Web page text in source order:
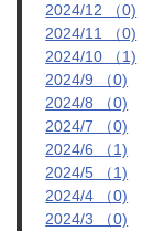
2024/12 （0)
2024/11 （0)
2024/10 （1)
2024/9 （0)
2024/8 （0)
2024/7 （0)
2024/6 （1)
2024/5 （1)
2024/4 （0)
2024/3 （0)